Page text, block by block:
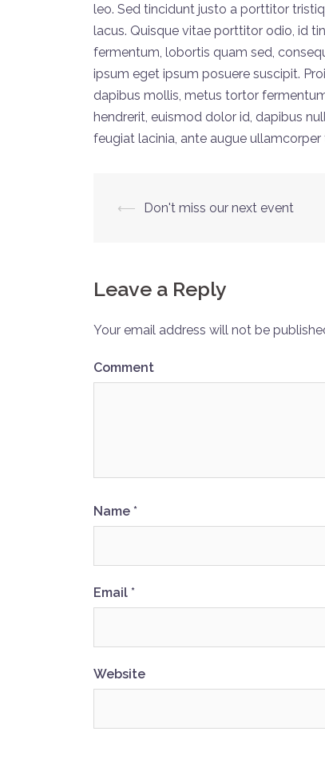
leo. Sed tincidunt justo a porttitor
lacus. Quisque vitae porttitor odio, id
fermentum, lobortis quam sed,
ipsum eget ipsum posuere suscipit.
dapibus mollis, metus tortor
hendrerit, euismod dolor id, dapibus
feugiat lacinia, ante augue
Post
⟵ Don't miss our next event
Leave a Reply
Your email address will not be
Comment
Name *
Email *
Website